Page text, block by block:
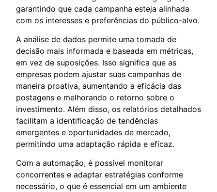
garantindo que cada campanha esteja alinhada
com os interesses e preferências do público-alvo.
A análise de dados permite uma tomada de
decisão mais informada e baseada em métricas,
em vez de suposições. Isso significa que as
empresas podem ajustar suas campanhas de
maneira proativa, aumentando a eficácia das
postagens e melhorando o retorno sobre o
investimento. Além disso, os relatórios detalhados
facilitam a identificação de tendências
emergentes e oportunidades de mercado,
permitindo uma adaptação rápida e eficaz.
Com a automação, é possível monitorar
concorrentes e adaptar estratégias conforme
necessário, o que é essencial em um ambiente